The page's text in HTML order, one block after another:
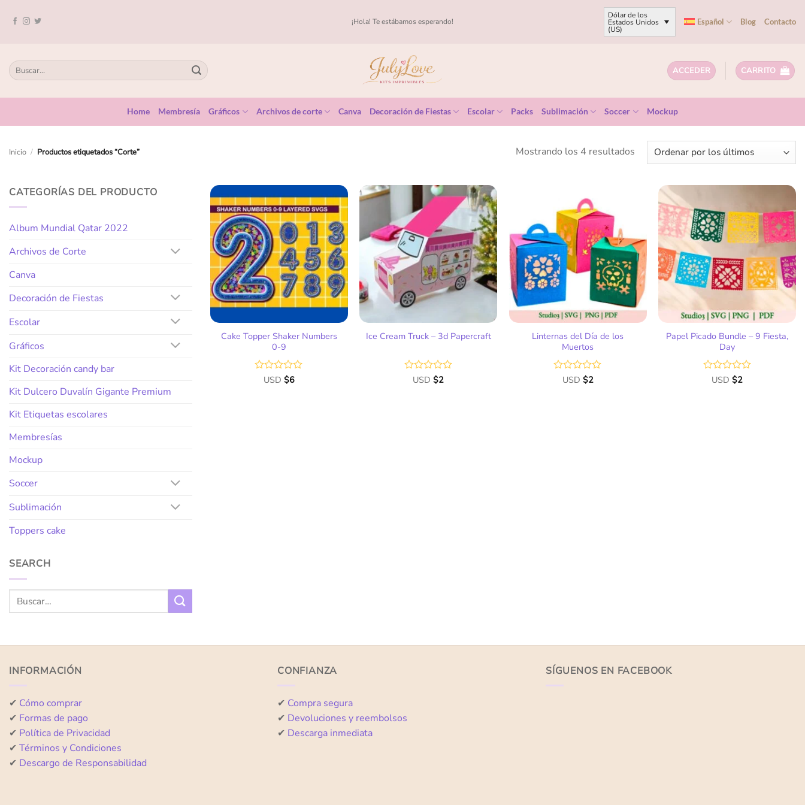
¡Hola! Te estábamos esperando!
Dólar de los
Estados Unidos
(US)
Español Blog Contacto
ACCEDER CARRITO
Home Membresía Gráficos Archivos de corte Canva Decoración de Fiestas Escolar Packs Sublimación Soccer Mockup
Inicio / Productos etiquetados “Corte” Mostrando los 4 resultados
CATEGORÍAS DEL PRODUCTO
Album Mundial Qatar 2022
Archivos de Corte
Canva
Decoración de Fiestas
Escolar
Gráficos
Kit Decoración candy bar
Kit Dulcero Duvalín Gigante Premium
Kit Etiquetas escolares
Membresías
Mockup
Soccer
Sublimación
Toppers cake
SEARCH
Añadir
a la
lista
de
deseos
Cake Topper Shaker Numbers
0-9
Valorado
USD $6
Añadir
a la
lista
de
deseos
Ice Cream Truck – 3d Papercraft
Valorado
USD$2
a la
lista
de
deseos
Linternas del Día de los
Muertos
Valorado
USD $2
Añadir
a la
lista
de
Papel Picado Bundle – 9 Fiesta,
Day
Valorado
USD$2
INFORMACIÓN
✔ Cómo comprar
✔ Formas de pago
✔ Política de Privacidad
✔ Términos y Condiciones
✔ Descargo de Responsabilidad
CONFIANZA
✔ Compra segura
✔ Devoluciones y reembolsos
✔ Descarga inmediata
SÍGUENOS EN FACEBOOK